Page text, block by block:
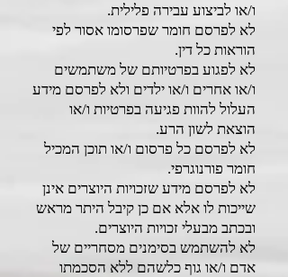
ו/או לביצוע עבירה פלילית.
לא לפרסם חומר שפרסומו אסור לפי
הוראות כל דין.
לא לפגוע בפרטיותם של משתמשים
ו/או אחרים ו/או ילדים ולא לפרסם מידע
העלול להוות פגיעה בפרטיות ו/או
הוצאת לשון הרע.
לא לפרסם כל פרסום ו/או תוכן המכיל
חומר פורנוגרפי.
לא לפרסם מידע שזכויות היוצרים אינן
שייכות לו אלא אם כן קיבל היתר מראש
ובכתב מבעלי זכויות היוצרים.
לא להשתמש בסימנים מסחריים של
אדם ו/או גוף כלשהם ללא הסכמתו